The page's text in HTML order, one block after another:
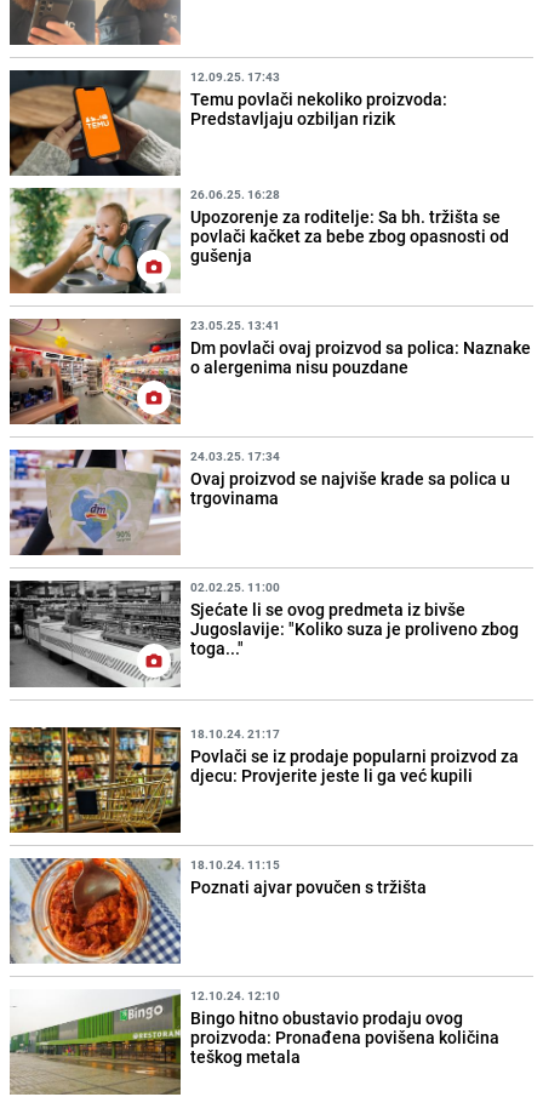
12.09.25. 17:43
Temu povlači nekoliko proizvoda:
Predstavljaju ozbiljan rizik
26.06.25. 16:28
Upozorenje za roditelje: Sa bh. tržišta se
povlači kačket za bebe zbog opasnosti od
gušenja
23.05.25. 13:41
Dm povlači ovaj proizvod sa polica: Naznake
o alergenima nisu pouzdane
24.03.25. 17:34
Ovaj proizvod se najviše krade sa polica u
trgovinama
02.02.25. 11:00
Sjećate li se ovog predmeta iz bivše
Jugoslavije: "Koliko suza je proliveno zbog
toga..."
18.10.24. 21:17
Povlači se iz prodaje popularni proizvod za
djecu: Provjerite jeste li ga već kupili
18.10.24. 11:15
Poznati ajvar povučen s tržišta
12.10.24. 12:10
Bingo hitno obustavio prodaju ovog
proizvoda: Pronađena povišena količina
teškog metala